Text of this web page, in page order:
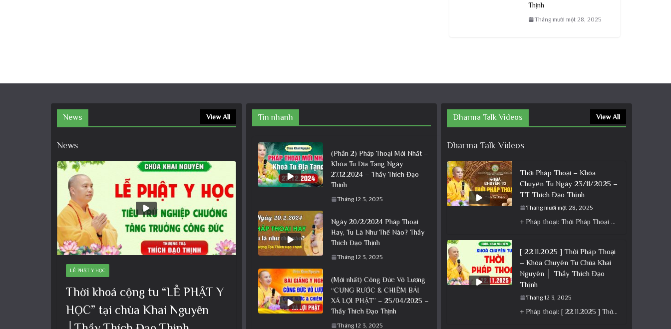
Thịnh
Tháng mười một 28, 2025
News View All
News
LỄ PHẬT Y HỌC
Thời khoá cộng tu “LỄ PHẬT Y
HỌC” tại chùa Khai Nguyên
Tin nhanh
(Phần 2) Pháp Thoại Mới Nhất –
Khóa Tu Địa Tạng Ngày
27.12.2024 – Thầy Thích Đạo
Thịnh
Tháng 12 3, 2025
Ngày 20/2/2024 Pháp Thoại
Hay, Tu Là Như Thế Nào? Thầy
Thích Đạo Thịnh
Tháng 12 3, 2025
(Mới nhất) Công Đức Vô Lượng
“CUNG RƯỚC & CHIÊM BÁI
XÁ LỢI PHẬT” – 25/04/2025 –
Thầy Thích Đạo Thịnh
Tháng 12 3, 2025
Dharma Talk Videos View All
Dharma Talk Videos
Thời Pháp Thoại – Khóa
Chuyên Tu Ngày 23/11/2025 –
TT Thích Đạo Thịnh
Tháng mười một 28, 2025
+ Pháp thoại: Thời Pháp Thoại – Khóa Chuyên Tu Ngày 23/11/2025 – TT Thích Đạo Thịnh + Album: Pháp
[ 22.11.2025 ] Thời Pháp Thoại
– Khóa Chuyên Tu Chùa Khai
Nguyên │ Thầy Thích Đạo
Thịnh
Tháng 12 3, 2025
+ Pháp thoại: [ 22.11.2025 ] Thời Pháp Thoại – Khóa Chuyên Tu Chùa Khai Nguyên │ Thầy Thích Đạo